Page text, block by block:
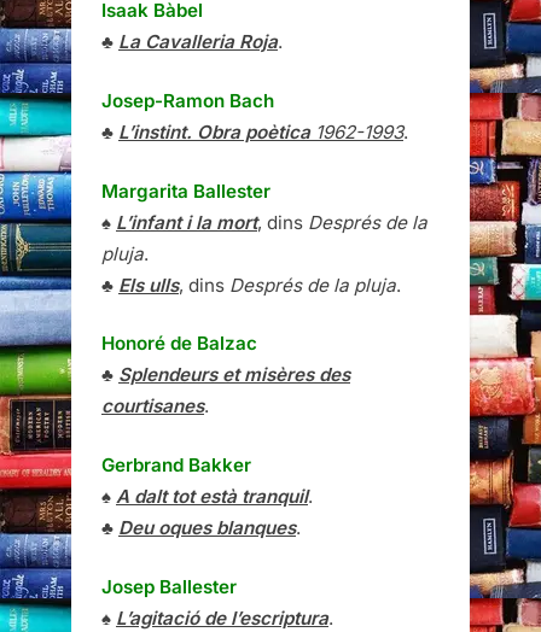
Isaak Bàbel
♣ La Cavalleria Roja.
Josep-Ramon Bach
♣ L’instint. Obra poètica1962-1993.
Margarita Ballester
♠ L’infant i la mort, dins Després de la
pluja.
♣ Els ulls, dins Després de la pluja.
Honoré de Balzac
♣ Splendeurs et misères des
courtisanes.
Gerbrand Bakker
♠ A dalt tot està tranquil.
♣ Deu oques blanques.
Josep Ballester
♠ L’agitació de l’escriptura.